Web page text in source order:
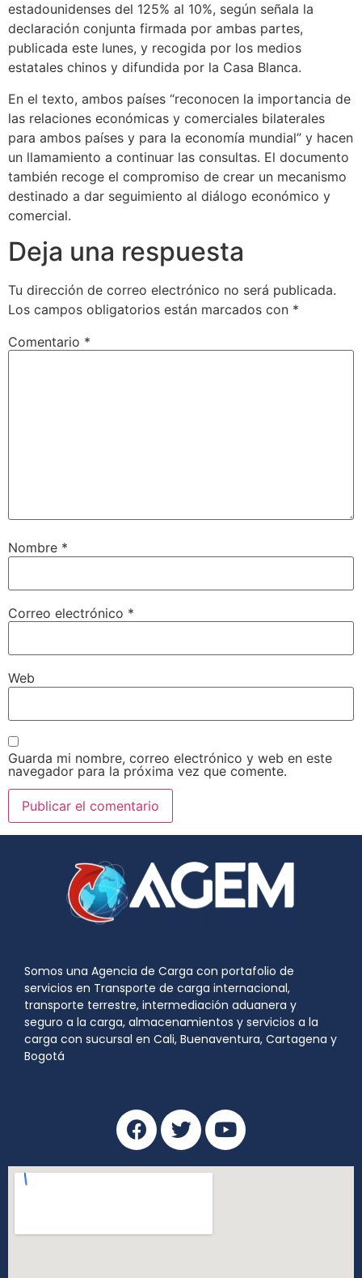
estadounidenses del 125% al 10%, según señala la
declaración conjunta firmada por ambas partes,
publicada este lunes, y recogida por los medios
estatales chinos y difundida por la Casa Blanca.
En el texto, ambos países “reconocen la importancia de
las relaciones económicas y comerciales bilaterales
para ambos países y para la economía mundial” y hacen
un llamamiento a continuar las consultas. El documento
también recoge el compromiso de crear un mecanismo
destinado a dar seguimiento al diálogo económico y
comercial.
Deja una respuesta
Tu dirección de correo electrónico no será publicada.
Los campos obligatorios están marcados con *
Comentario *
Nombre *
Correo electrónico *
Web
Guarda mi nombre, correo electrónico y web en este
navegador para la próxima vez que comente.
Somos una Agencia de Carga con portafolio de
servicios en Transporte de carga internacional,
transporte terrestre, intermediación aduanera y
seguro a la carga, almacenamientos y servicios a la
carga con sucursal en Cali, Buenaventura, Cartagena y
Bogotá